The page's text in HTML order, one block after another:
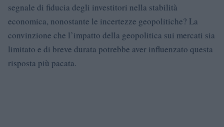
segnale di fiducia degli investitori nella stabilità
economica, nonostante le incertezze geopolitiche? La
convinzione che l’impatto della geopolitica sui mercati sia
limitato e di breve durata potrebbe aver influenzato questa
risposta più pacata.